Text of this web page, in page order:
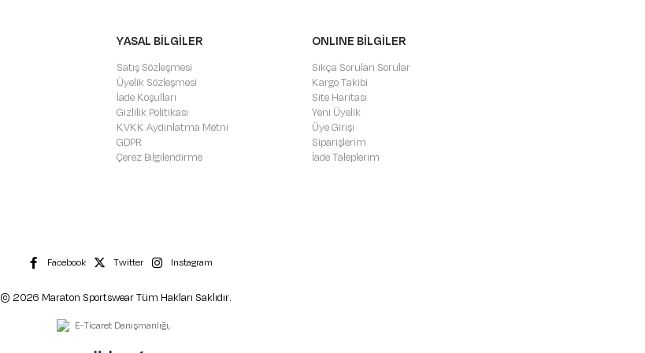
YASAL BİLGİLER
Satış Sözleşmesi
Üyelik Sözleşmesi
İade Koşulları
Gizlilik Politikası
KVKK Aydınlatma Metni
GDPR
Çerez Bilgilendirme
ONLINE BİLGİLER
Sıkça Sorulan Sorular
Kargo Takibi
Site Haritası
Yeni Üyelik
Üye Girişi
Siparişlerim
İade Taleplerim
Facebook Twitter Instagram
© 2026 Maraton Sportswear Tüm Hakları Saklıdır.